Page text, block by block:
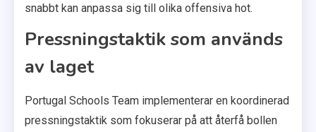
snabbt kan anpassa sig till olika offensiva hot.
Pressningstaktik som används
av laget
Portugal Schools Team implementerar en koordinerad
pressningstaktik som fokuserar på att återfå bollen